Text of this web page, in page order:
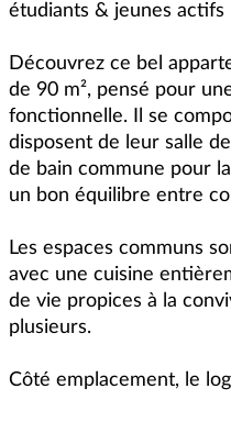
étudiants & jeunes actifs
Découvrez ce bel
de 90 m², pensé pour
fonctionnelle. Il se
disposent de leur salle
de bain commune pour
un bon équilibre entre
Les espaces communs
avec une cuisine
de vie propices à la
plusieurs.
Côté emplacement, le